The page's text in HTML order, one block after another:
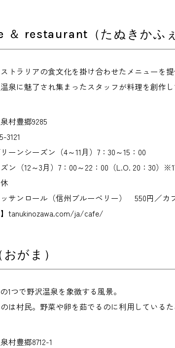
＆ restaurant（たぬきかふ
トラリアの食文化を掛け合わせたメニューを提
泉に魅了され集まったスタッフが料理を創作し
村豊郷9285
3121
ーンシーズン（4～11月）7：30～15：00
ン（12～3月）7：00～22：00（L.O. 20：30）
ッサンロール（信州ブルーベリー） 550円／
】tanukinozawa.com/ja/cafe/
がま）
1つで野沢温泉を象徴する風景。
は村民。野菜や卵を茹でるのに利用している
村豊郷8712-1